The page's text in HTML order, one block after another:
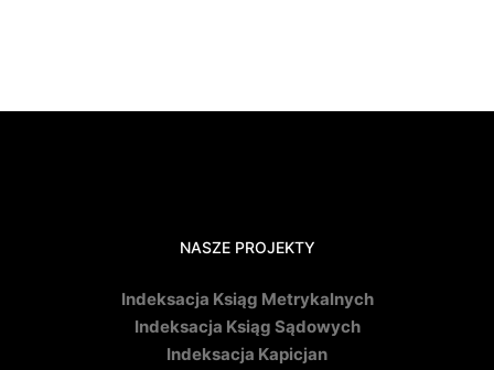
NASZE PROJEKTY
Indeksacja Ksiąg Metrykalnych
Indeksacja Ksiąg Sądowych
Indeksacja Kapicjan